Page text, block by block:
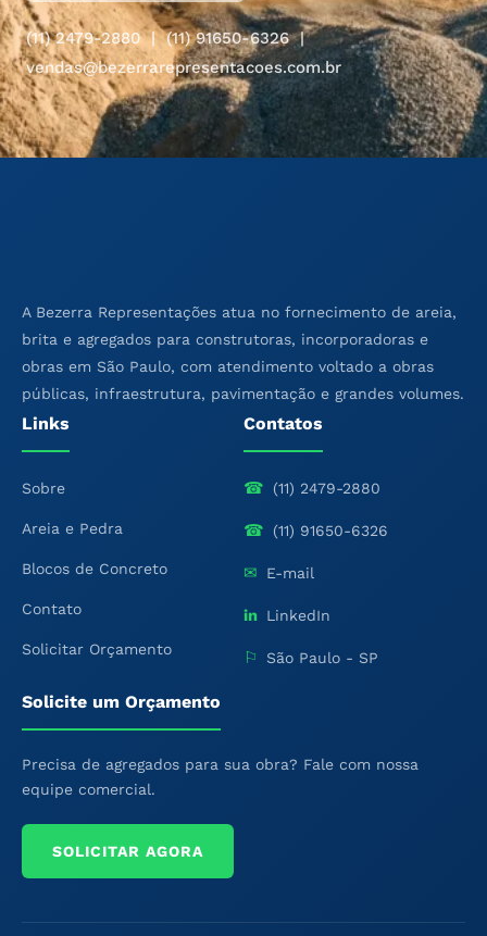
(11) 2479-2880 | (11) 91650-6326 |
vendas@bezerrarepresentacoes.com.br
A Bezerra Representações atua no fornecimento de areia,
brita e agregados para construtoras, incorporadoras e
obras em São Paulo, com atendimento voltado a obras
públicas, infraestrutura, pavimentação e grandes volumes.
Links
Sobre
Areia e Pedra
Blocos de Concreto
Contato
Solicitar Orçamento
Contatos
☎ (11) 2479-2880
☎ (11) 91650-6326
✉ E-mail
in LinkedIn
⚐ São Paulo - SP
Solicite um Orçamento
Precisa de agregados para sua obra? Fale com nossa
equipe comercial.
SOLICITAR AGORA